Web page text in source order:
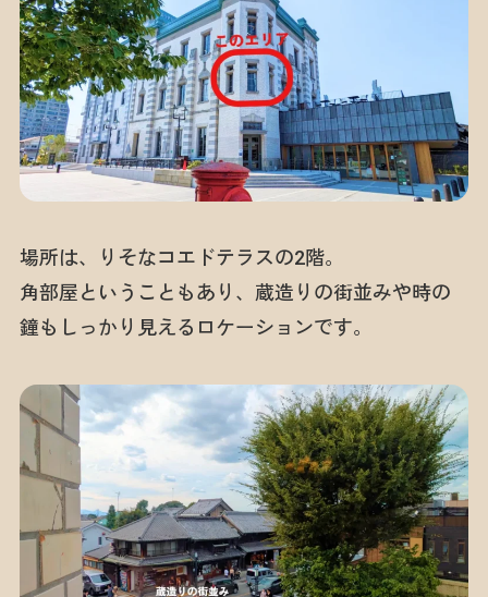
場所は、りそなコエドテラスの2階。
角部屋ということもあり、蔵造りの街並みや時の
鐘もしっかり見えるロケーションです。